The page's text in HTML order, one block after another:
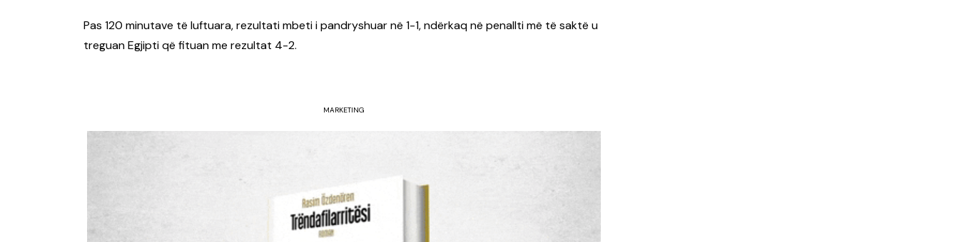
Pas 120 minutave të luftuara, rezultati mbeti i pandryshuar në 1-1, ndërkaq në penallti më të saktë u
treguan Egjipti që fituan me rezultat 4-2.
MARKETING